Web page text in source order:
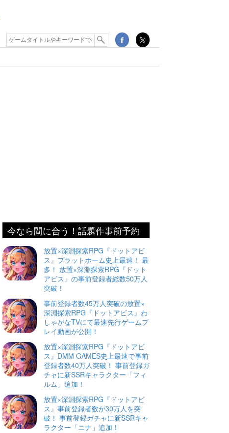
今なら間に合う！話題作事前予約
放置×深淵探索RPG『ドットアビ
ス』プラットホーム史上最速！ 最
多！ 放置×深淵探索RPG『ドット
アビス』の事前登録者総数50万人
突破！
事前登録者数45万人突破の放置×
深淵探索RPG『ドットアビス』わ
しゃがなTVにて最速先行ゲームプ
レイ動画が公開！
放置×深淵探索RPG『ドットアビ
ス』DMM GAMES史上最速で事前
登録者数40万人突破！ 事前登録ガ
チャに新SSRキャラクター「フィ
ルム」追加！
放置×深淵探索RPG『ドットアビ
ス』事前登録者数が30万人を突
破！ 事前登録ガチャに新SSRキャ
ラクター「ニナ」追加！